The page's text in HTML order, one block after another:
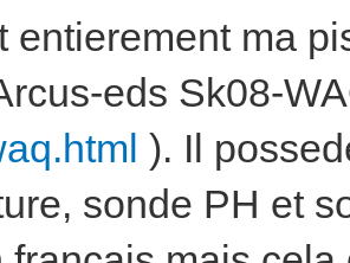
entierement ma
eds Sk08-
). Il
sonde PH et